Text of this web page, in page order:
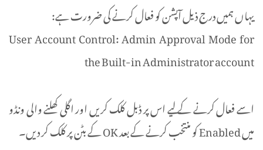
یہاں ہمیں درج ذیل آپشن کو فعال کرنے کی ضرورت ہے:
User Account Control: Admin Approval Mode for
the Built-in Administrator account
اسے فعال کرنے کے لیے اس پر ڈبل کلک کریں اور اگلی کھلنے والی ونڈو
میں Enabled کو منتخب کرنے کے بعد OK کے بٹن پر کلک کر دیں۔